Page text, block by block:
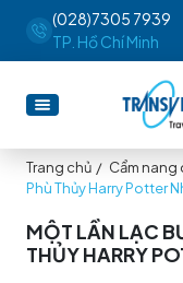
(028)7305 7939
TP. Hồ Chí Minh
Trang chủ / Cẩm nang
Phù Thủy Harry Potter
MỘT LẦN LẠC
THỦY HARRY